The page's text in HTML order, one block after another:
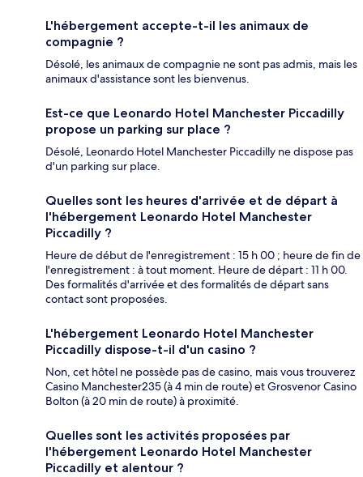
L'hébergement accepte-t-il les animaux de
compagnie ?
Désolé, les animaux de compagnie ne sont pas admis, mais les
animaux d'assistance sont les bienvenus.
Est-ce que Leonardo Hotel Manchester Piccadilly
propose un parking sur place ?
Désolé, Leonardo Hotel Manchester Piccadilly ne dispose pas
d'un parking sur place.
Quelles sont les heures d'arrivée et de départ à
l'hébergement Leonardo Hotel Manchester
Piccadilly ?
Heure de début de l'enregistrement : 15 h 00 ; heure de fin de
l'enregistrement : à tout moment. Heure de départ : 11 h 00.
Des formalités d'arrivée et des formalités de départ sans
contact sont proposées.
L'hébergement Leonardo Hotel Manchester
Piccadilly dispose-t-il d'un casino ?
Non, cet hôtel ne possède pas de casino, mais vous trouverez
Casino Manchester235 (à 4 min de route) et Grosvenor Casino
Bolton (à 20 min de route) à proximité.
Quelles sont les activités proposées par
l'hébergement Leonardo Hotel Manchester
Piccadilly et alentour ?